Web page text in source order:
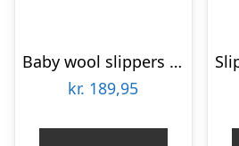
Baby wool slippers – Rio Red – 21-22
kr. 189,95